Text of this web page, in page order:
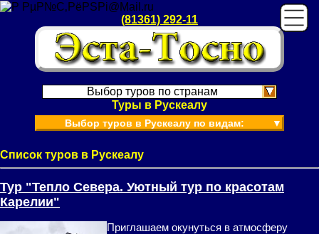
(81361) 292-11
Выбор туров по странам
Туры в Рускеалу
Выбор туров в Рускеалу по видам: ▼
Список туров в Рускеалу
Тур "Тепло Севера. Уютный тур по красотам
Карелии"
Приглашаем окунуться в атмосферу